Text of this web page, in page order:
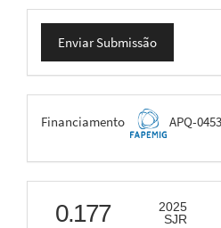
Enviar
Submissão
Enviar Submissão
FAPEMIG
Financiamento APQ-
scimago
0.177
2025
SJR